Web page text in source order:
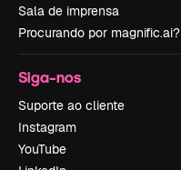
Sala de imprensa
Procurando por magnific.ai?
Siga-nos
Suporte ao cliente
Instagram
YouTube